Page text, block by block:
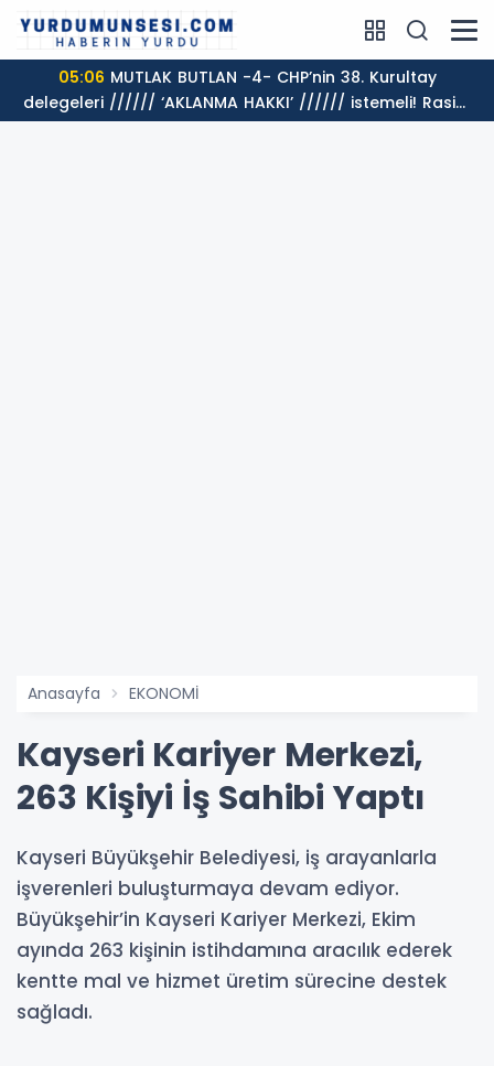
05:06
delegeleri ////// ‘AKLANMA HAKKI’ ////// istemeli! Rasim
AKKAYA yazdı...
Anasayfa EKONOMİ
Kayseri Kariyer Merkezi,
263 Kişiyi İş Sahibi Yaptı
Kayseri Büyükşehir Belediyesi, iş arayanlarla
işverenleri buluşturmaya devam ediyor.
Büyükşehir’in Kayseri Kariyer Merkezi, Ekim
ayında 263 kişinin istihdamına aracılık ederek
kentte mal ve hizmet üretim sürecine destek
sağladı.